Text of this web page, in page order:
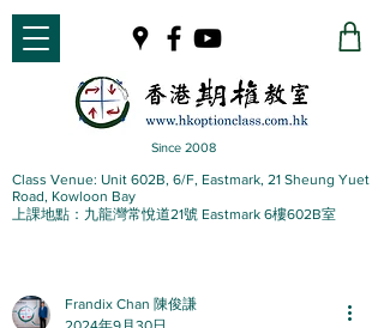
Since 2008
Class Venue: Unit 602B, 6/F, Eastmark, 21 Sheung Yuet
Road, Kowloon Bay
上課地點：九龍灣常悅道21號 Eastmark 6樓602B室
Frandix Chan 陳俊謙